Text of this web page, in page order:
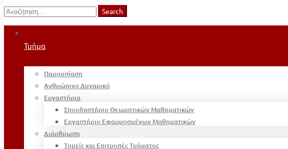
Search
for:
Search
Τμήμα
Παρουσίαση
Ανθρώπινο Δυναμικό
Εργαστήρια
Σπουδαστήριο Θεωρητικών Μαθηματικών
Εργαστήριο Εφαρμοσμένων Μαθηματικών
Διάρθρωση
Τομείς και Επιτροπές Τμήματος